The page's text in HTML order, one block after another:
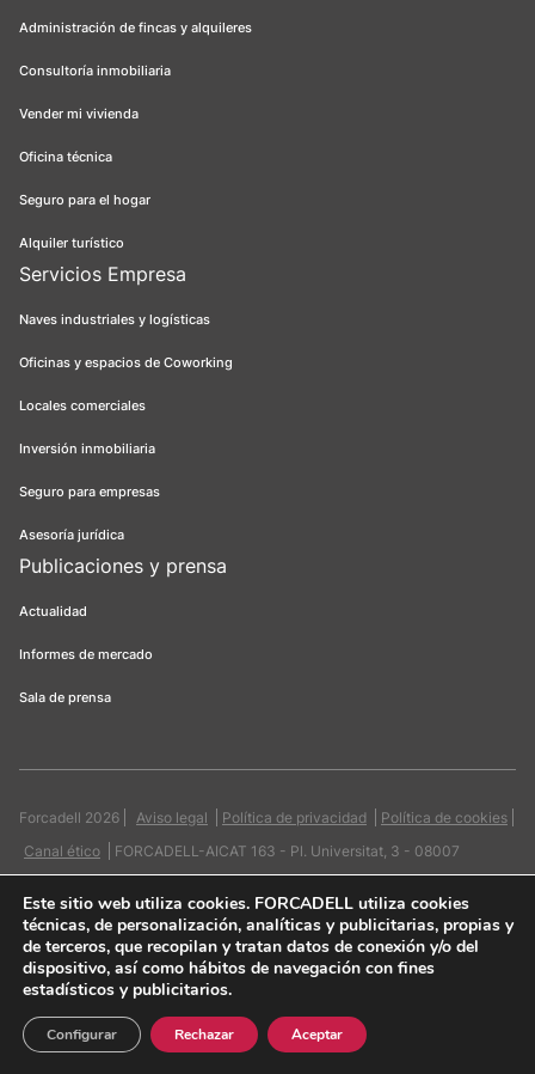
Administración de fincas y alquileres
Consultoría inmobiliaria
Vender mi vivienda
Oficina técnica
Seguro para el hogar
Alquiler turístico
Servicios Empresa
Naves industriales y logísticas
Oficinas y espacios de Coworking
Locales comerciales
Inversión inmobiliaria
Seguro para empresas
Asesoría jurídica
Publicaciones y prensa
Actualidad
Informes de mercado
Sala de prensa
Forcadell 2026 Aviso legal Política de privacidad
Política de cookies
Canal ético
FORCADELL-AICAT 163 - Pl. Universitat, 3 - 08007
Quiero contactar
Este sitio web utiliza cookies. FORCADELL utiliza cookies
técnicas, de personalización, analíticas y publicitarias, propias y
de terceros, que recopilan y tratan datos de conexión y/o del
dispositivo, así como hábitos de navegación con fines
estadísticos y publicitarios.
Aceptar
Rechazar
Configurar